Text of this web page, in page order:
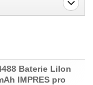
Baterie LiIon
IMPRES pro